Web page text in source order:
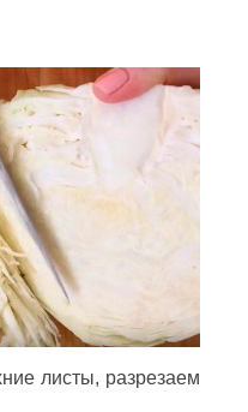
листы, разрезаем